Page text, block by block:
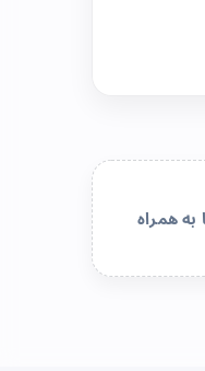
همراه